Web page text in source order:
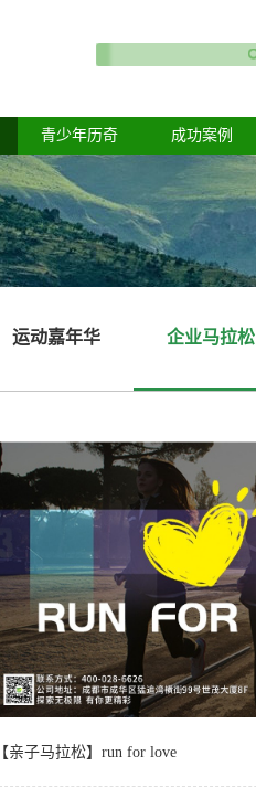
青少年历奇 成功案例
运动嘉年华 企业马拉松
【亲子马拉松】run for love